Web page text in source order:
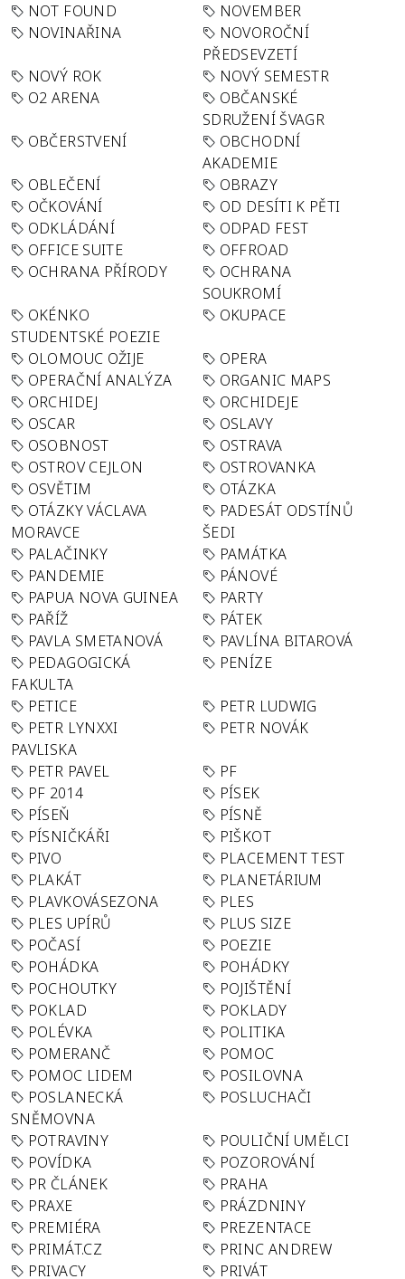
NOT FOUND
NOVEMBER
NOVINAŘINA
NOVOROČNÍ
PŘEDSEVZETÍ
NOVÝ ROK
NOVÝ SEMESTR
O2 ARENA
OBČANSKÉ
SDRUŽENÍ ŠVAGR
OBČERSTVENÍ
OBCHODNÍ
AKADEMIE
OBLEČENÍ
OBRAZY
OČKOVÁNÍ
OD DESÍTI K PĚTI
ODKLÁDÁNÍ
ODPAD FEST
OFFICE SUITE
OFFROAD
OCHRANA PŘÍRODY
OCHRANA
SOUKROMÍ
OKÉNKO
STUDENTSKÉ POEZIE
OKUPACE
OLOMOUC OŽIJE
OPERA
OPERAČNÍ ANALÝZA
ORGANIC MAPS
ORCHIDEJ
ORCHIDEJE
OSCAR
OSLAVY
OSOBNOST
OSTRAVA
OSTROV CEJLON
OSTROVANKA
OSVĚTIM
OTÁZKA
OTÁZKY VÁCLAVA
MORAVCE
PADESÁT ODSTÍNŮ
ŠEDI
PALAČINKY
PAMÁTKA
PANDEMIE
PÁNOVÉ
PAPUA NOVA GUINEA
PARTY
PAŘÍŽ
PÁTEK
PAVLA SMETANOVÁ
PAVLÍNA BITAROVÁ
PEDAGOGICKÁ
FAKULTA
PENÍZE
PETICE
PETR LUDWIG
PETR LYNXXI
PAVLISKA
PETR NOVÁK
PETR PAVEL
PF
PF 2014
PÍSEK
PÍSEŇ
PÍSNĚ
PÍSNIČKÁŘI
PIŠKOT
PIVO
PLACEMENT TEST
PLAKÁT
PLANETÁRIUM
PLAVKOVÁSEZONA
PLES
PLES UPÍRŮ
PLUS SIZE
POČASÍ
POEZIE
POHÁDKA
POHÁDKY
POCHOUTKY
POJIŠTĚNÍ
POKLAD
POKLADY
POLÉVKA
POLITIKA
POMERANČ
POMOC
POMOC LIDEM
POSILOVNA
POSLANECKÁ
SNĚMOVNA
POSLUCHAČI
POTRAVINY
POULIČNÍ UMĚLCI
POVÍDKA
POZOROVÁNÍ
PR ČLÁNEK
PRAHA
PRAXE
PRÁZDNINY
PREMIÉRA
PREZENTACE
PRIMÁT.CZ
PRINC ANDREW
PRIVACY
PRIVÁT